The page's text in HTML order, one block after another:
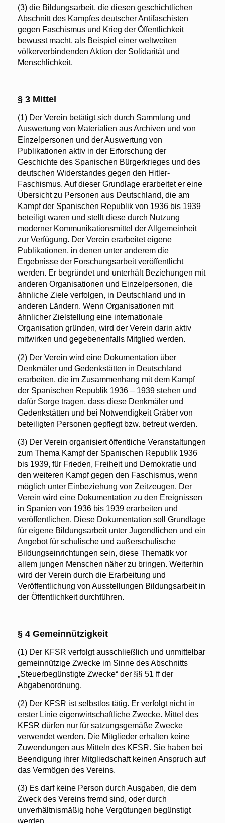
(3) die Bildungsarbeit, die diesen geschichtlichen
Abschnitt des Kampfes deutscher Antifaschisten
gegen Faschismus und Krieg der Öffentlichkeit
bewusst macht, als Beispiel einer weltweiten
völkerverbindenden Aktion der Solidarität und
Menschlichkeit.
§ 3 Mittel
(1) Der Verein betätigt sich durch Sammlung und
Auswertung von Materialien aus Archiven und von
Einzelpersonen und der Auswertung von
Publikationen aktiv in der Erforschung der
Geschichte des Spanischen Bürgerkrieges und des
deutschen Widerstandes gegen den Hitler-
Faschismus. Auf dieser Grundlage erarbeitet er eine
Übersicht zu Personen aus Deutschland, die am
Kampf der Spanischen Republik von 1936 bis 1939
beteiligt waren und stellt diese durch Nutzung
moderner Kommunikationsmittel der Allgemeinheit
zur Verfügung. Der Verein erarbeitet eigene
Publikationen, in denen unter anderem die
Ergebnisse der Forschungsarbeit veröffentlicht
werden. Er begründet und unterhält Beziehungen mit
anderen Organisationen und Einzelpersonen, die
ähnliche Ziele verfolgen, in Deutschland und in
anderen Ländern. Wenn Organisationen mit
ähnlicher Zielstellung eine internationale
Organisation gründen, wird der Verein darin aktiv
mitwirken und gegebenenfalls Mitglied werden.
(2) Der Verein wird eine Dokumentation über
Denkmäler und Gedenkstätten in Deutschland
erarbeiten, die im Zusammenhang mit dem Kampf
der Spanischen Republik 1936 – 1939 stehen und
dafür Sorge tragen, dass diese Denkmäler und
Gedenkstätten und bei Notwendigkeit Gräber von
beteiligten Personen gepflegt bzw. betreut werden.
(3) Der Verein organisiert öffentliche Veranstaltungen
zum Thema Kampf der Spanischen Republik 1936
bis 1939, für Frieden, Freiheit und Demokratie und
den weiteren Kampf gegen den Faschismus, wenn
möglich unter Einbeziehung von Zeitzeugen. Der
Verein wird eine Dokumentation zu den Ereignissen
in Spanien von 1936 bis 1939 erarbeiten und
veröffentlichen. Diese Dokumentation soll Grundlage
für eigene Bildungsarbeit unter Jugendlichen und ein
Angebot für schulische und außerschulische
Bildungseinrichtungen sein, diese Thematik vor
allem jungen Menschen näher zu bringen. Weiterhin
wird der Verein durch die Erarbeitung und
Veröffentlichung von Ausstellungen Bildungsarbeit in
der Öffentlichkeit durchführen.
§ 4 Gemeinnützigkeit
(1) Der KFSR verfolgt ausschließlich und unmittelbar
gemeinnützige Zwecke im Sinne des Abschnitts
„Steuerbegünstigte Zwecke“ der §§ 51 ff der
Abgabenordnung.
(2) Der KFSR ist selbstlos tätig. Er verfolgt nicht in
erster Linie eigenwirtschaftliche Zwecke. Mittel des
KFSR dürfen nur für satzungsgemäße Zwecke
verwendet werden. Die Mitglieder erhalten keine
Zuwendungen aus Mitteln des KFSR. Sie haben bei
Beendigung ihrer Mitgliedschaft keinen Anspruch auf
das Vermögen des Vereins.
(3) Es darf keine Person durch Ausgaben, die dem
Zweck des Vereins fremd sind, oder durch
unverhältnismäßig hohe Vergütungen begünstigt
werden.